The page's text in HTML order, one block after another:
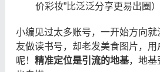
价彩妆”比泛泛分享更易出圈）
小编见过太多账号，一开始方向就
友做读书号，却老发美食图片，
呢！ 精准定位是引流的地基，地基